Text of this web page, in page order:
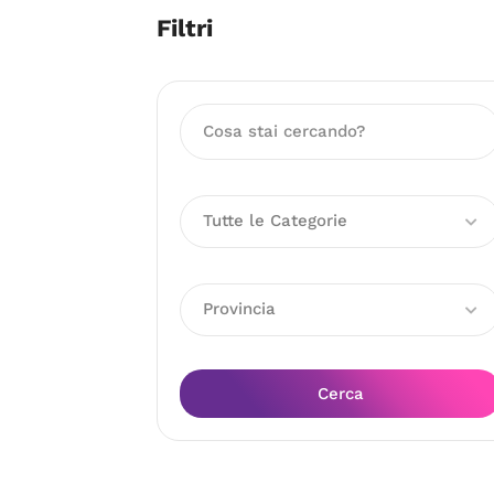
Filtri
Tutte le Categorie
Provincia
Cerca